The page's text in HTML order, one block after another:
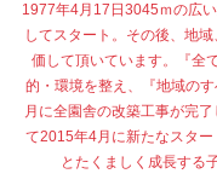
1977年4月17日3045ｍの広
してスタート。その後、地
価して頂いています。『全
的・環境を整え、『地域の
月に全園舎の改築工事が完
て2015年4月に新たなスタ
とたくましく成長する